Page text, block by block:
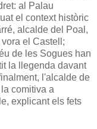
al Palau
el context històric
alcalde del Poal,
el Castell;
de les Sogues han
la llegenda davant
l'alcalde de
comitiva a
explicant els fets